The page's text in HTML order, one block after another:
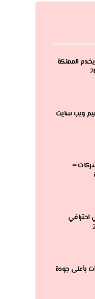
المملكة
ويب سايت
=
احترافي
بأعلى جودة